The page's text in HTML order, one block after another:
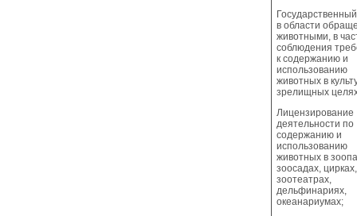
в области
животными, в
соблюдения
к содержанию и
использованию
животных в
зрелищных
Лицензирование
деятельности по
содержанию и
использованию
животных в
зоосадах, цирках,
зоотеатрах,
дельфинариях,
океанариумах;